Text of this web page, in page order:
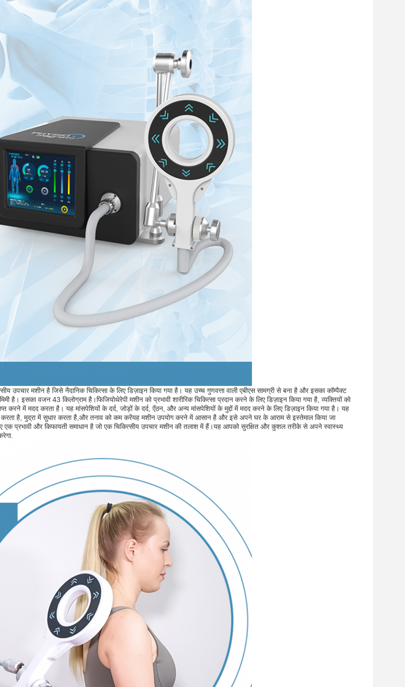
उपचार मशीन है जिसे नैदानिक चिकित्सा के लिए डिज़ाइन किया गया है। यह उच्च गुणवत्ता वाली एबीएस सामग्री से बना है और इसका कॉम्पैक्ट
है। इसका वजन 43 किलोग्राम है।फिजियोथेरेपी मशीन को प्रभावी शारीरिक चिकित्सा प्रदान करने के लिए डिज़ाइन किया गया है, व्यक्तियों को
करने में मदद करता है। यह मांसपेशियों के दर्द, जोड़ों के दर्द, ऐंठन, और अन्य मांसपेशियों के मुद्दों में मदद करने के लिए डिज़ाइन किया गया है। यह
है, मुद्रा में सुधार करता है,और तनाव को कम करेंयह मशीन उपयोग करने में आसान है और इसे अपने घर के आराम से इस्तेमाल किया जा
एक प्रभावी और किफायती समाधान है जो एक चिकित्सीय उपचार मशीन की तलाश में हैं।यह आपको सुरक्षित और कुशल तरीके से अपने स्वास्थ्य